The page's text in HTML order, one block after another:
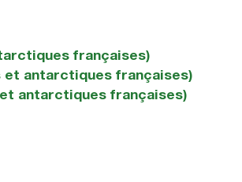
françaises)
et antarctiques françaises)
antarctiques françaises)